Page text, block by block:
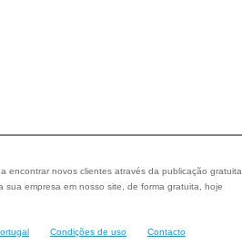
encontrar novos clientes através da publicação gratuita
empresa em nosso site, de forma gratuita, hoje
Condições de uso Contacto